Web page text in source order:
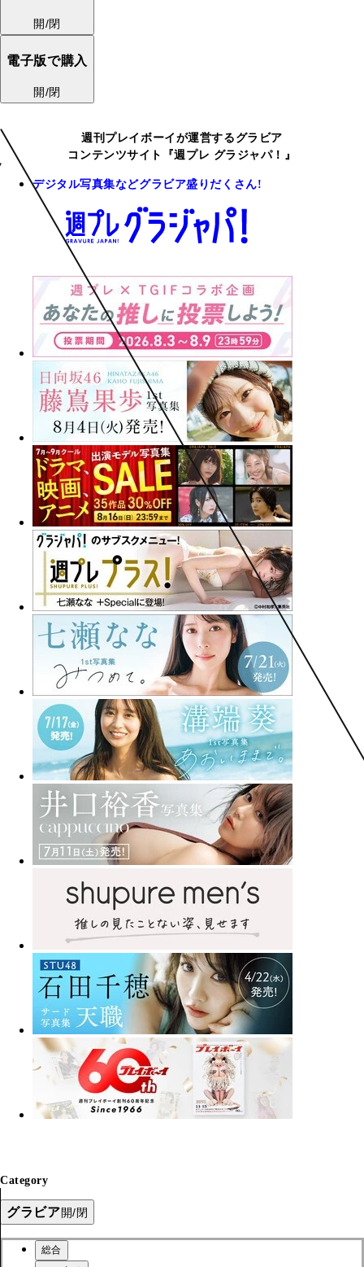
開/閉
電子版で購入
開/閉
週刊プレイボーイが運営するグラビア
コンテンツサイト『週プレ グラジャパ！』
デジタル写真集などグラビア盛りだくさん!
Category
グラビア開/閉
総合